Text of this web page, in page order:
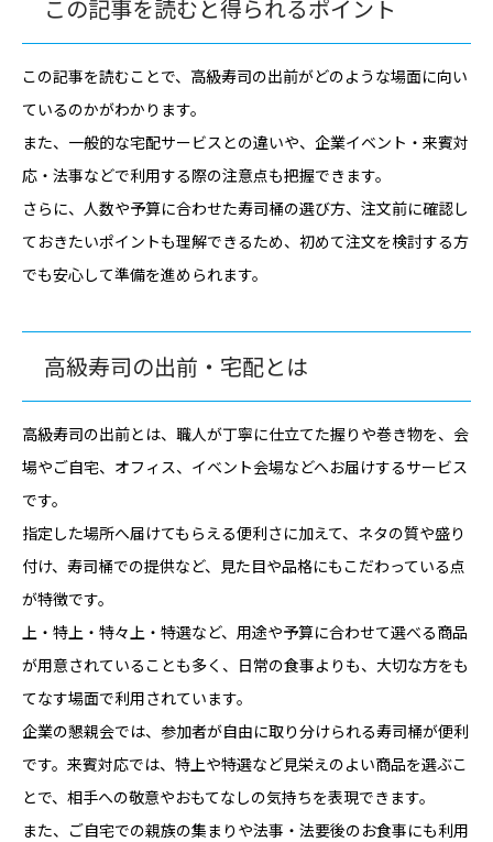
この記事を読むと得られるポイント
この記事を読むことで、高級寿司の出前がどのような場面に向い
ているのかがわかります。
また、一般的な宅配サービスとの違いや、企業イベント・来賓対
応・法事などで利用する際の注意点も把握できます。
さらに、人数や予算に合わせた寿司桶の選び方、注文前に確認し
ておきたいポイントも理解できるため、初めて注文を検討する方
でも安心して準備を進められます。
高級寿司の出前・宅配とは
高級寿司の出前とは、職人が丁寧に仕立てた握りや巻き物を、会
場やご自宅、オフィス、イベント会場などへお届けするサービス
です。
指定した場所へ届けてもらえる便利さに加えて、ネタの質や盛り
付け、寿司桶での提供など、見た目や品格にもこだわっている点
が特徴です。
上・特上・特々上・特選など、用途や予算に合わせて選べる商品
が用意されていることも多く、日常の食事よりも、大切な方をも
てなす場面で利用されています。
企業の懇親会では、参加者が自由に取り分けられる寿司桶が便利
です。来賓対応では、特上や特選など見栄えのよい商品を選ぶこ
とで、相手への敬意やおもてなしの気持ちを表現できます。
また、ご自宅での親族の集まりや法事・法要後のお食事にも利用